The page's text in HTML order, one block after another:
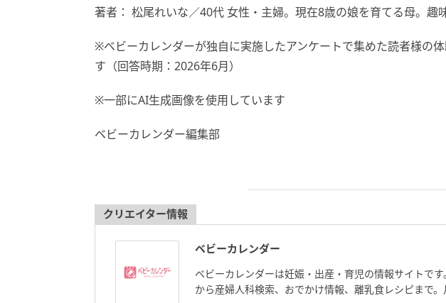
著者： 松尾れいな／40代 女性・主婦。現在8歳の娘を育てる母。趣
※ベビーカレンダーが独自に実施したアンケートで集めた読者様の
す（回答時期：2026年6月）
※一部にAI生成画像を使用しています
ベビーカレンダー編集部
クリエイター情報
ベビーカレンダー
ベビーカレンダーは妊娠・出産・育児の情報サイトで
から産婦人科検索、おでかけ情報、離乳食レシピまで。